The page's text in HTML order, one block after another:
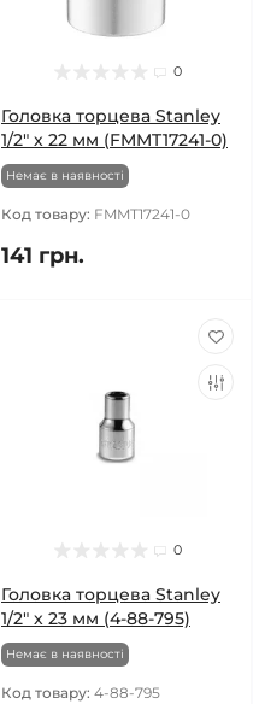
0
Головка торцева Stanley
1/2" х 22 мм (FMMT17241-0)
Немає в наявності
Код товару: FMMT17241-0
141 грн.
0
Головка торцева Stanley
1/2" х 23 мм (4-88-795)
Немає в наявності
Код товару: 4-88-795